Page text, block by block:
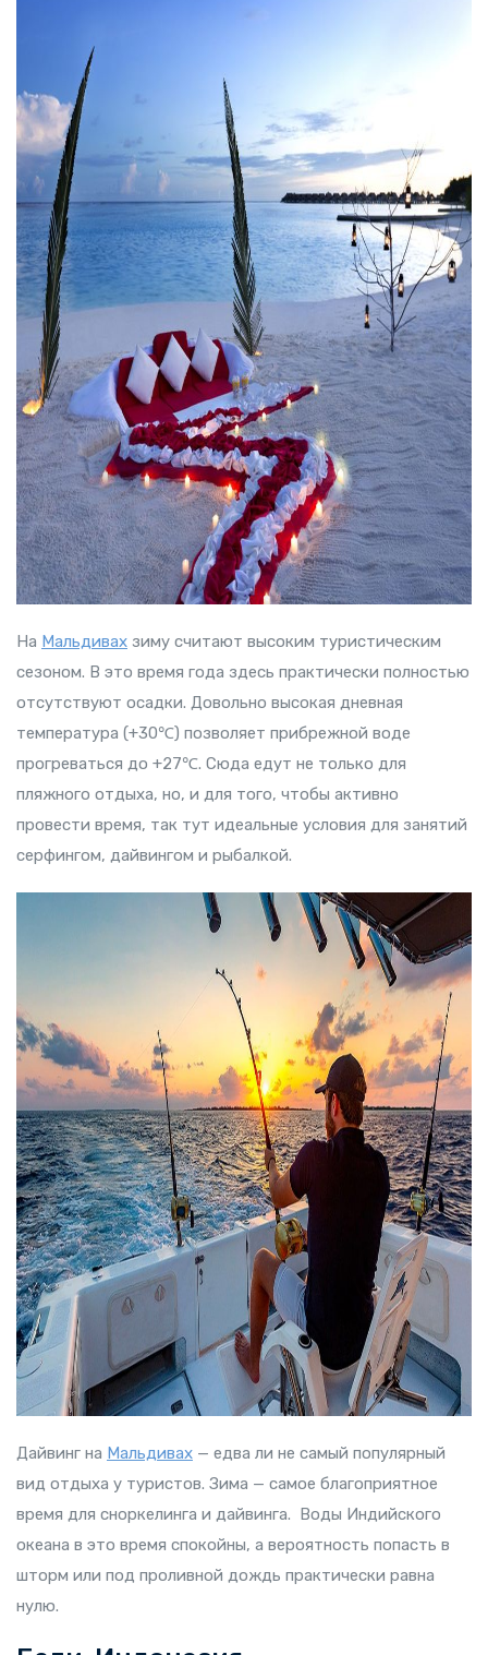
На Мальдивах зиму считают высоким туристическим
сезоном. В это время года здесь практически полностью
отсутствуют осадки. Довольно высокая дневная
температура (+30℃) позволяет прибрежной воде
прогреваться до +27℃. Сюда едут не только для
пляжного отдыха, но, и для того, чтобы активно
провести время, так тут идеальные условия для занятий
серфингом, дайвингом и рыбалкой.
Дайвинг на Мальдивах — едва ли не самый популярный
вид отдыха у туристов. Зима — самое благоприятное
время для сноркелинга и дайвинга. Воды Индийского
океана в это время спокойны, а вероятность попасть в
шторм или под проливной дождь практически равна
нулю.